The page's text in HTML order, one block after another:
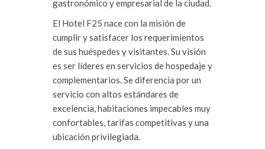
gastronómico y empresarial de la ciudad.
El Hotel F25 nace con la misión de
cumplir y satisfacer los requerimientos
de sus huéspedes y visitantes. Su visión
es ser líderes en servicios de hospedaje y
complementarios. Se diferencia por un
servicio con altos estándares de
excelencia, habitaciones impecables muy
confortables, tarifas competitivas y una
ubicación privilegiada.